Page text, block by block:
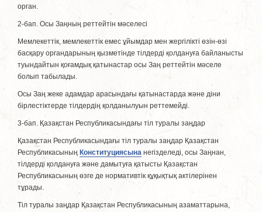
орган.
2-бап. Осы Заңның реттейтiн мәселесi
Мемлекеттік, мемлекеттік емес ұйымдар мен жергiлiктi өзiн-өзi
басқару органдарының қызметiнде тiлдердi қолдануға байланысты
туындайтын қоғамдық қатынастар осы Заң реттейтiн мәселе
болып табылады.
Осы Заң жеке адамдар арасындағы қатынастарда және дiни
бiрлестiктерде тiлдердiң қолданылуын реттемейдi.
3-бап. Қазақстан Республикасындағы тiл туралы заңдар
Қазақстан Республикасындағы тiл туралы заңдар Қазақстан
Республикасының Конституциясына негiзделедi, осы Заңнан,
тiлдердi қолдануға және дамытуға қатысты Қазақстан
Республикасының өзге де нормативтiк құқықтық актілерінен
тұрады.
Тiл туралы заңдар Қазақстан Республикасының азаматтарына,